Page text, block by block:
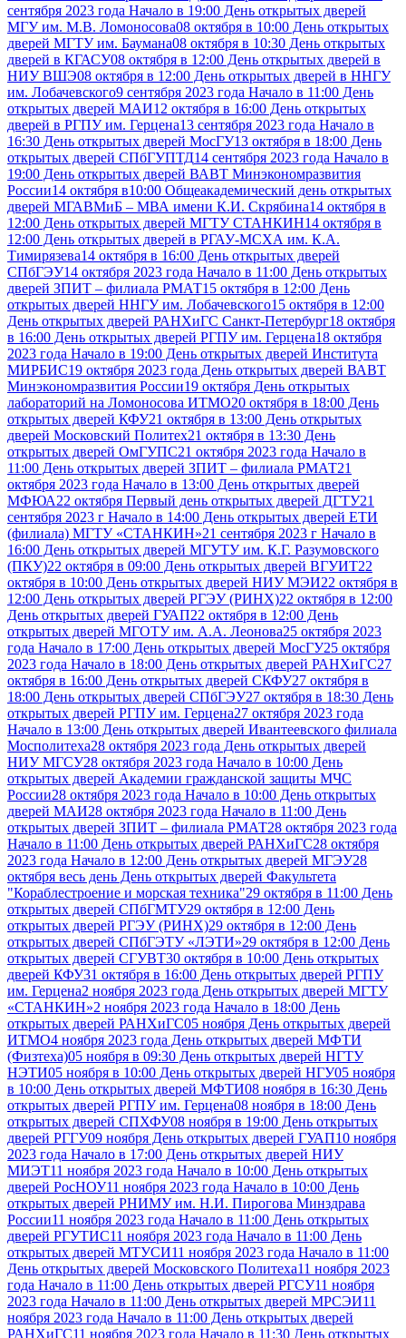
сентября 2023 года Начало в 19:00 День открытых дверей
МГУ им. М.В. Ломоносова08 октября в 10:00 День открытых
дверей МГТУ им. Баумана08 октября в 10:30 День открытых
дверей в КГАСУ08 октября в 12:00 День открытых дверей в
НИУ ВШЭ08 октября в 12:00 День открытых дверей в ННГУ
им. Лобачевского9 сентября 2023 года Начало в 11:00 День
открытых дверей МАИ12 октября в 16:00 День открытых
дверей в РГПУ им. Герцена13 сентября 2023 года Начало в
16:30 День открытых дверей МосГУ13 октября в 18:00 День
открытых дверей СПбГУПТД14 сентября 2023 года Начало в
19:00 День открытых дверей ВАВТ Минэкономразвития
России14 октября в10:00 Общеакадемический день открытых
дверей МГАВМиБ – МВА имени К.И. Скрябина14 октября в
12:00 День открытых дверей МГТУ СТАНКИН14 октября в
12:00 День открытых дверей в РГАУ-МСХА им. К.А.
Тимирязева14 октября в 16:00 День открытых дверей
СПбГЭУ14 октября 2023 года Начало в 11:00 День открытых
дверей ЗПИТ – филиала РМАТ15 октября в 12:00 День
открытых дверей ННГУ им. Лобачевского15 октября в 12:00
День открытых дверей РАНХиГС Санкт-Петербург18 октября
в 16:00 День открытых дверей РГПУ им. Герцена18 октября
2023 года Начало в 19:00 День открытых дверей Института
МИРБИС19 октября 2023 года День открытых дверей ВАВТ
Минэкономразвития России19 октября День открытых
лабораторий на Ломоносова ИТМО20 октября в 18:00 День
открытых дверей КФУ21 октября в 13:00 День открытых
дверей Московский Политех21 октября в 13:30 День
открытых дверей ОмГУПС21 октября 2023 года Начало в
11:00 День открытых дверей ЗПИТ – филиала РМАТ21
октября 2023 года Начало в 13:00 День открытых дверей
МФЮА22 октября Первый день открытых дверей ДГТУ21
сентября 2023 г Начало в 14:00 День открытых дверей ЕТИ
(филиала) МГТУ «СТАНКИН»21 сентября 2023 г Начало в
16:00 День открытых дверей МГУТУ им. К.Г. Разумовского
(ПКУ)22 октября в 09:00 День открытых дверей ВГУИТ22
октября в 10:00 День открытых дверей НИУ МЭИ22 октября в
12:00 День открытых дверей РГЭУ (РИНХ)22 октября в 12:00
День открытых дверей ГУАП22 октября в 12:00 День
открытых дверей МГОТУ им. А.А. Леонова25 октября 2023
года Начало в 17:00 День открытых дверей МосГУ25 октября
2023 года Начало в 18:00 День открытых дверей РАНХиГС27
октября в 16:00 День открытых дверей СКФУ27 октября в
18:00 День открытых дверей СПбГЭУ27 октября в 18:30 День
открытых дверей РГПУ им. Герцена27 октября 2023 года
Начало в 13:00 День открытых дверей Ивантеевского филиала
Мосполитеха28 октября 2023 года День открытых дверей
НИУ МГСУ28 октября 2023 года Начало в 10:00 День
открытых дверей Академии гражданской защиты МЧС
России28 октября 2023 года Начало в 10:00 День открытых
дверей МАИ28 октября 2023 года Начало в 11:00 День
открытых дверей ЗПИТ – филиала РМАТ28 октября 2023 года
Начало в 11:00 День открытых дверей РАНХиГС28 октября
2023 года Начало в 12:00 День открытых дверей МГЭУ28
октября весь день День открытых дверей Факультета
"Кораблестроение и морская техника"29 октября в 11:00 День
открытых дверей СПбГМТУ29 октября в 12:00 День
открытых дверей РГЭУ (РИНХ)29 октября в 12:00 День
открытых дверей СПбГЭТУ «ЛЭТИ»29 октября в 12:00 День
открытых дверей СГУВТ30 октября в 10:00 День открытых
дверей КФУ31 октября в 16:00 День открытых дверей РГПУ
им. Герцена2 ноября 2023 года День открытых дверей МГТУ
«СТАНКИН»2 ноября 2023 года Начало в 18:00 День
открытых дверей РАНХиГС05 ноября День открытых дверей
ИТМО4 ноября 2023 года День открытых дверей МФТИ
(Физтеха)05 ноября в 09:30 День открытых дверей НГТУ
НЭТИ05 ноября в 10:00 День открытых дверей НГУ05 ноября
в 10:00 День открытых дверей МФТИ08 ноября в 16:30 День
открытых дверей РГПУ им. Герцена08 ноября в 18:00 День
открытых дверей СПХФУ08 ноября в 19:00 День открытых
дверей РГГУ09 ноября День открытых дверей ГУАП10 ноября
2023 года Начало в 17:00 День открытых дверей НИУ
МИЭТ11 ноября 2023 года Начало в 10:00 День открытых
дверей РосНОУ11 ноября 2023 года Начало в 10:00 День
открытых дверей РНИМУ им. Н.И. Пирогова Минздрава
России11 ноября 2023 года Начало в 11:00 День открытых
дверей РГУТИС11 ноября 2023 года Начало в 11:00 День
открытых дверей МТУСИ11 ноября 2023 года Начало в 11:00
День открытых дверей Московского Политеха11 ноября 2023
года Начало в 11:00 День открытых дверей РГСУ11 ноября
2023 года Начало в 11:00 День открытых дверей МРСЭИ11
ноября 2023 года Начало в 11:00 День открытых дверей
РАНХиГС11 ноября 2023 года Начало в 11:30 День открытых